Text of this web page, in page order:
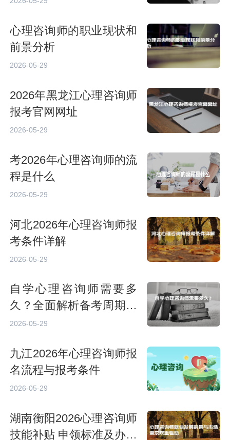
心理咨询师的职业现状和
前景分析
2026-05-29
2026年黑龙江心理咨询师
报考官网网址
2026-05-29
考2026年心理咨询师的流
程是什么
2026-05-29
河北2026年心理咨询师报
考条件详解
2026-05-29
自学心理咨询师需要多
久？全面解析备考周期与
策略
2026-05-29
九江2026年心理咨询师报
名流程与报考条件
2026-05-29
湖南衡阳2026心理咨询师
技能补贴 申领标准及办理